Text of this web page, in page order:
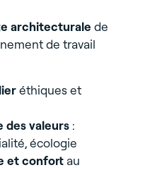
architecturale de
de travail
éthiques et
des valeurs:
écologie
et confortau